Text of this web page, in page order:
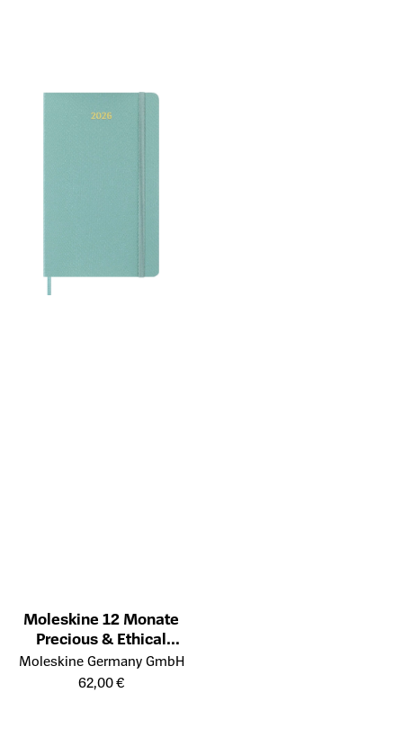
Moleskine 12 Monate
Precious & Ethical
Wochen Notizkalender
2026, L/A5, liniert,
Öffnet die Detailseite des Produkts
Moleskine Germany GmbH
62,00 €